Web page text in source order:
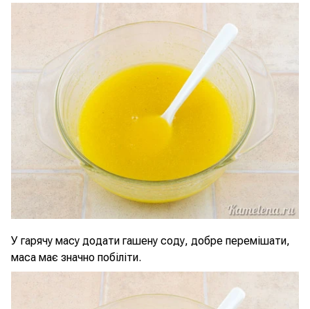
У гарячу масу додати гашену соду, добре перемішати,
маса має значно побіліти.